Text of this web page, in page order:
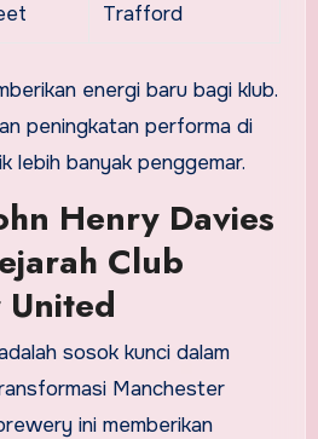
Trafford
energi baru bagi klub.
peningkatan performa di
lebih banyak penggemar.
Henry Davies
Club
sosok kunci dalam
Manchester
ini memberikan